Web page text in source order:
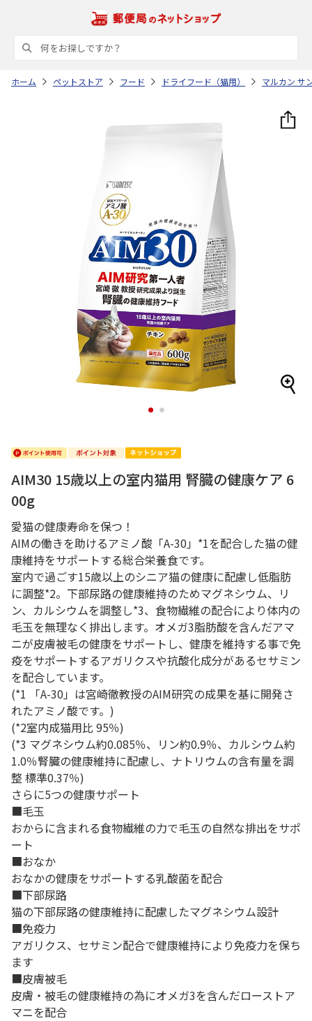
ホーム ペットストア フード ドライフード（猫用） マルカン サ
1 2
AIM30 15歳以上の室内猫用 腎臓の健康ケア 6
00g
愛猫の健康寿命を保つ！
AIMの働きを助けるアミノ酸「A-30」*1を配合した猫の健
康維持をサポートする総合栄養食です。
室内で過ごす15歳以上のシニア猫の健康に配慮し低脂肪
に調整*2。下部尿路の健康維持のためマグネシウム、リ
ン、カルシウムを調整し*3、食物繊維の配合により体内の
毛玉を無理なく排出します。オメガ3脂肪酸を含んだアマ
ニが皮膚被毛の健康をサポートし、健康を維持する事で免
疫をサポートするアガリクスや抗酸化成分があるセサミン
を配合しています。
(*1 「A-30」は宮崎徹教授のAIM研究の成果を基に開発さ
れたアミノ酸です。)
(*2室内成猫用比 95％)
(*3 マグネシウム約0.085％、リン約0.9％、カルシウム約
1.0％腎臓の健康維持に配慮し、ナトリウムの含有量を調
整 標準0.37％)
さらに5つの健康サポート
■毛玉
おからに含まれる食物繊維の力で毛玉の自然な排出をサポ
ート
■おなか
おなかの健康をサポートする乳酸菌を配合
■下部尿路
猫の下部尿路の健康維持に配慮したマグネシウム設計
■免疫力
アガリクス、セサミン配合で健康維持により免疫力を保ち
ます
■皮膚被毛
皮膚・被毛の健康維持の為にオメガ3を含んだローストア
マニを配合